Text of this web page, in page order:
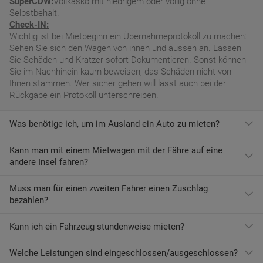
Selbstbehalt.
Check-IN:
Wichtig ist bei Mietbeginn ein Übernahmeprotokoll zu machen:
Sehen Sie sich den Wagen von innen und aussen an. Lassen
Sie Schäden und Kratzer sofort Dokumentieren. Sonst können
Sie im Nachhinein kaum beweisen, das Schäden nicht von
Ihnen stammen. Wer sicher gehen will lässt auch bei der
Rückgabe ein Protokoll unterschreiben.
Was benötige ich, um im Ausland ein Auto zu mieten?
Mit einem europäischen Führerschein ist es kein Problem ein
Fahrzeug zu mieten. In Europa und bei den meisten
Kann man mit einem Mietwagen mit der Fähre auf eine
andere Insel fahren?
Die meisten Fahrzeugvermieter erlauben aus Gründen des
Versicherungsschutzes an Bord eines Schiffes nicht, dass ihre
Informationen finden Sie in den Bedingungen des Vermieters.
Muss man für einen zweiten Fahrer einen Zuschlag
bezahlen?
Ja. Für jeden zusätzlichen Fahrer muss am Zielort ein Zuschlag
Sonderangebot informiert, bei dem ein zusätzlicher Fahrer
Kann ich ein Fahrzeug stundenweise mieten?
Derzeit ist der Mindestzeitraum für eine Autoanmietung 24
Welche Leistungen sind eingeschlossen/ausgeschlossen?